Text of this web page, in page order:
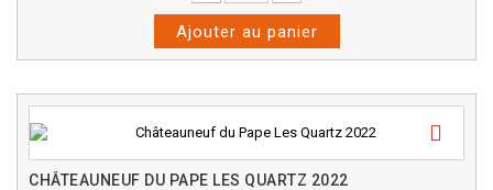
Ajouter au panier
CHÂTEAUNEUF DU PAPE LES QUARTZ 2022